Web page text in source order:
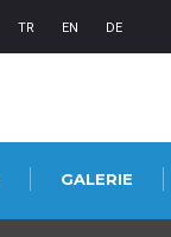
TR EN DE
GALERIE